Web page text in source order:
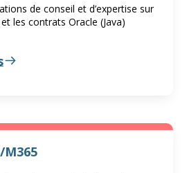
de conseil et d’expertise sur
les contrats Oracle (Java)